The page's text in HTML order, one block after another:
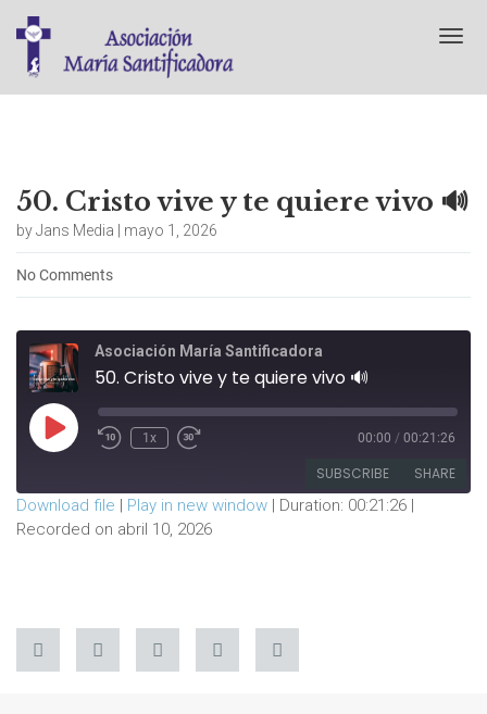
T
a
v
g
t
50. Cristo vive y te quiere vivo 🔊
by Jans Media | mayo 1, 2026
No Comments
Asociación María Santificadora
50. Cristo vive y te quiere vivo 🔊
Play
Episode
1x 00:00 / 00:21:26
SUBSCRIBE SHARE
SHARE
EMBED
Download file | Play in new window | Duration: 00:21:26 |
Recorded on abril 10, 2026